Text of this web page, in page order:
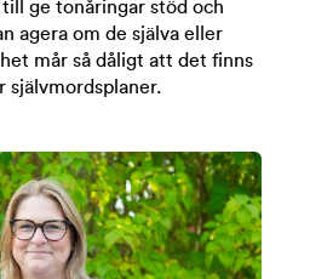
ge tonåringar stöd och
agera om de själva eller
mår så dåligt att det finns
självmordsplaner.